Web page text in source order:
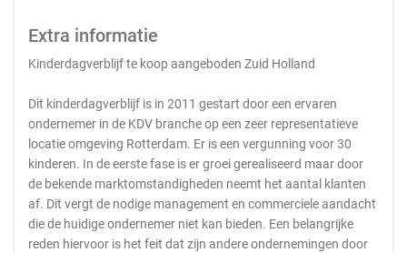
Extra informatie
Kinderdagverblijf te koop aangeboden Zuid Holland
Dit kinderdagverblijf is in 2011 gestart door een ervaren
ondernemer in de KDV branche op een zeer representatieve
locatie omgeving Rotterdam. Er is een vergunning voor 30
kinderen. In de eerste fase is er groei gerealiseerd maar door
de bekende marktomstandigheden neemt het aantal klanten
af. Dit vergt de nodige management en commerciele aandacht
die de huidige ondernemer niet kan bieden. Een belangrijke
reden hiervoor is het feit dat zijn andere ondernemingen door